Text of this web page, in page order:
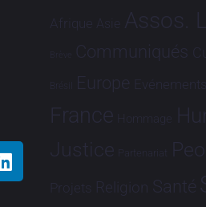
Afrique Asie Assos.
Brève Communiqués
Brésil Europe Evénements
France Hommage
Justice Partenariat
Projets Religion Santé